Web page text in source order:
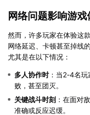
网络问题影响游戏
然而，许多玩家在体验这
网络延迟、卡顿甚至掉线
尤其是在以下情况：
多人协作时：当2-4名玩
败，甚至团灭。
关键战斗时刻 ：在面对
准确或反应迟缓。